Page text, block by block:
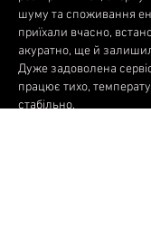
шуму та споживання
приїхали вчасно,
акуратно, ще й
Дуже задоволена
працює тихо,
стабільно.